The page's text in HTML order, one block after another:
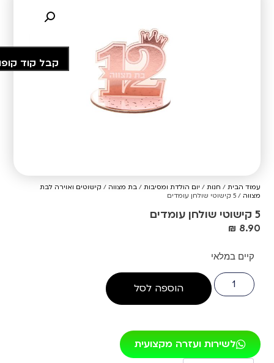
עמוד הבית / חנות / יום הולדת ומסיבות /בת מצווה / קישוטים ואוירה לבת
מצווה / 5 קישוטי שולחן עומדים
5 קישוטי שולחן עומדים
₪ 8.90
קיים במלאי
הוספה לסל
לשירות ועזרה מקצועית
קבל קוד